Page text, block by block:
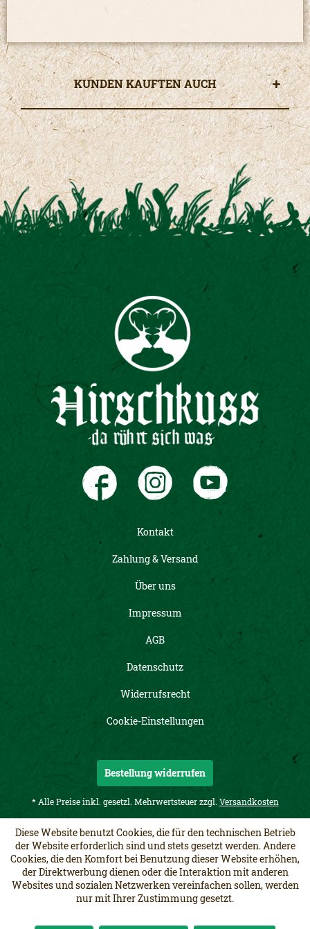
KUNDEN KAUFTEN AUCH
Kontakt
Zahlung & Versand
Über uns
Impressum
AGB
Datenschutz
Widerrufsrecht
Cookie-Einstellungen
Bestellung widerrufen
* Alle Preise inkl. gesetzl. Mehrwertsteuer zzgl. Versandkosten
Diese Website benutzt Cookies, die für den technischen Betrieb
der Website erforderlich sind und stets gesetzt werden. Andere
Cookies, die den Komfort bei Benutzung dieser Website erhöhen,
der Direktwerbung dienen oder die Interaktion mit anderen
Websites und sozialen Netzwerken vereinfachen sollen, werden
nur mit Ihrer Zustimmung gesetzt.